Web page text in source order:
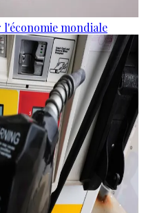
l'économie mondiale